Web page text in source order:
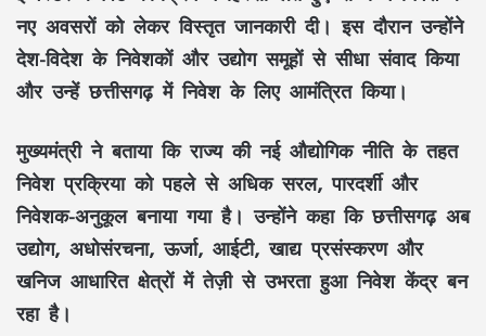
नए अवसरों को लेकर विस्तृत जानकारी दी। इस दौरान उन्होंने
देश-विदेश के निवेशकों और उद्योग समूहों से सीधा संवाद किया
और उन्हें छत्तीसगढ़ में निवेश के लिए आमंत्रित किया।
मुख्यमंत्री ने बताया कि राज्य की नई औद्योगिक नीति के तहत
निवेश प्रक्रिया को पहले से अधिक सरल, पारदर्शी और
निवेशक-अनुकूल बनाया गया है। उन्होंने कहा कि छत्तीसगढ़ अब
उद्योग, अधोसंरचना, ऊर्जा, आईटी, खाद्य प्रसंस्करण और
खनिज आधारित क्षेत्रों में तेज़ी से उभरता हुआ निवेश केंद्र बन
रहा है।